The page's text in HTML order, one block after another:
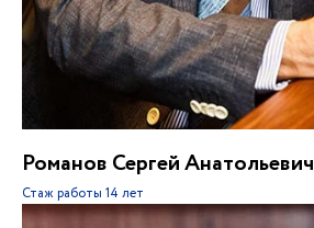
Романов Сергей Анатольевич
Стаж работы 14 лет